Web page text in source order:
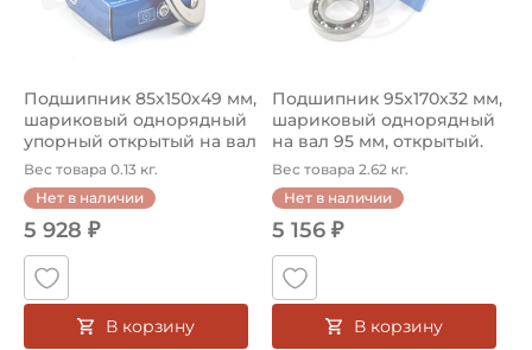
Сербия
Подшипник 85х150х49 мм,
шариковый однорядный
упорный открытый на вал
85...
Вес товара 0.13 кг.
Нет в наличии
5 928 ₽
В корзину
Подшипник 95х170х32 мм,
шариковый однорядный
на вал 95 мм, открытый.
Ар...
Вес товара 2.62 кг.
Нет в наличии
5 156 ₽
В корзину